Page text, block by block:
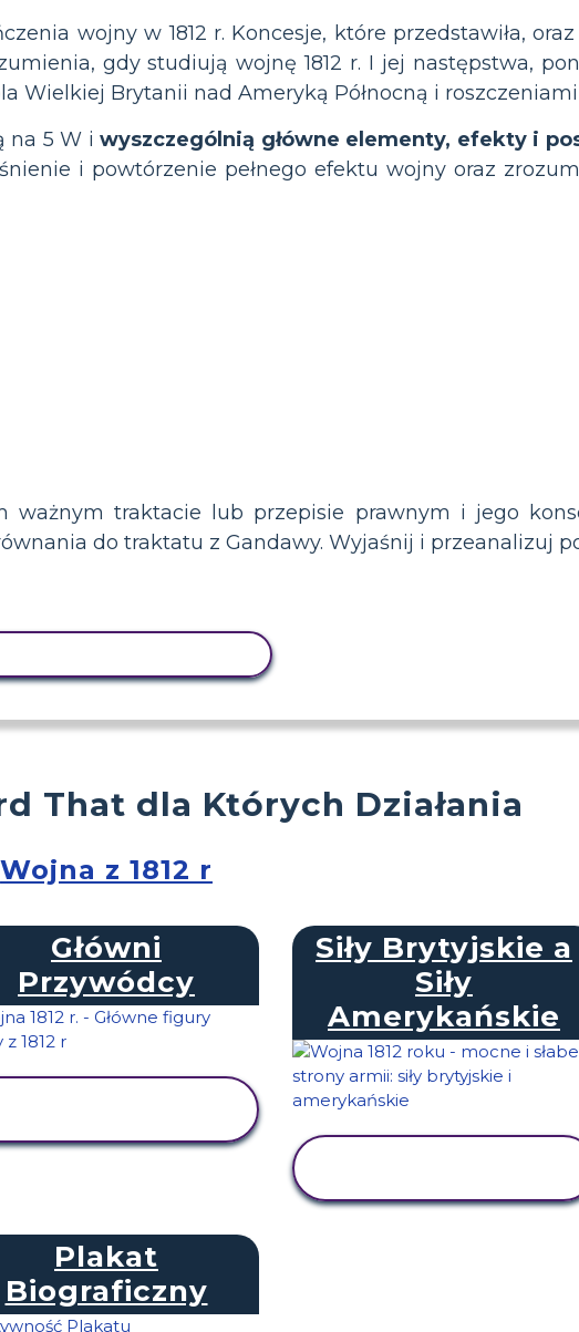
wojny w 1812 r. Koncesje, które przedstawiła,
gdy studiują wojnę 1812 r. I jej następstwa,
Wielkiej Brytanii nad Ameryką Północną i
na 5 W iwyszczególnią główne elementy, efekty i
i powtórzenie pełnego efektu wojny oraz
traktacie lub przepisie prawnym i jego
do traktatu z Gandawy. Wyjaśnij i przeanalizuj
That dla Których Działania
Wojna z 1812 r
Główni
Przywódcy
Siły Brytyjskie a
Siły
Amerykańskie
Plakat
Biograficzny